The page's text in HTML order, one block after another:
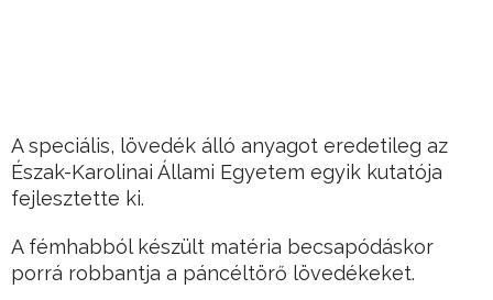
A speciális, lövedék álló anyagot eredetileg az
Észak-Karolinai Állami Egyetem egyik kutatója
fejlesztette ki.
A fémhabból készült matéria becsapódáskor
porrá robbantja a páncéltörő lövedékeket.